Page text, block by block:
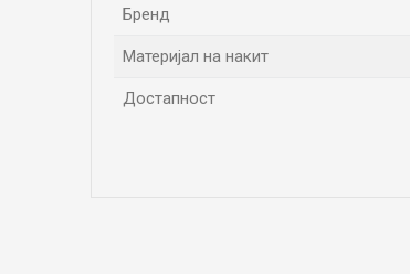
Бренд
Материјал на накит
Достапност